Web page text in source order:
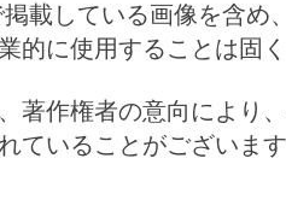
載している画像を含め
的に使用することは固
著作権者の意向により
ていることがございま